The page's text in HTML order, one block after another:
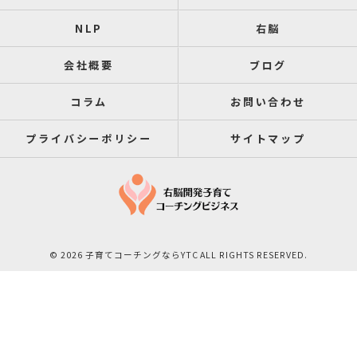
NLP 右脳
会社概要 ブログ
コラム お問い合わせ
プライバシーポリシー サイトマップ
© 2026 子育てコーチングならYTC ALL RIGHTS RESERVED.